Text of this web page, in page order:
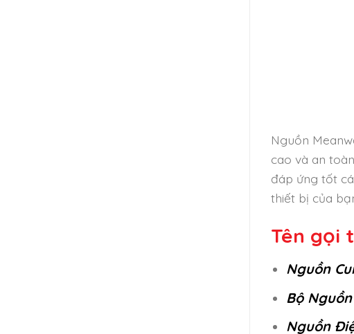
Nguồn
cao và an
đáp ứng tốt
thiết bị của
Tên gọi
Nguồn
Bộ
Nguồn